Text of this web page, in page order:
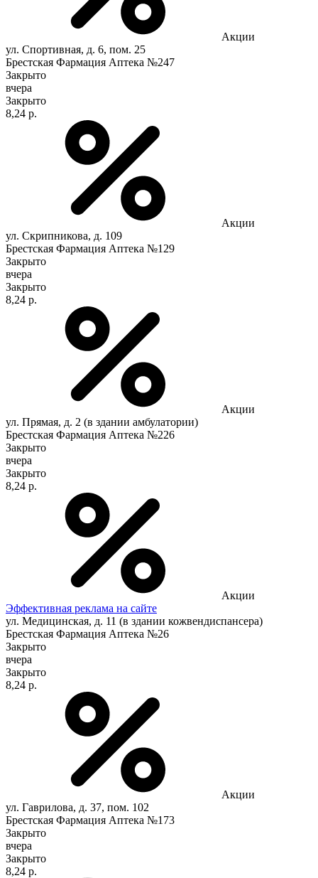
Акции
ул. Спортивная, д. 6, пом. 25
Брестская Фармация Аптека №247
Закрыто
вчера
Закрыто
8,24 р.
Акции
ул. Скрипникова, д. 109
Брестская Фармация Аптека №129
Закрыто
вчера
Закрыто
8,24 р.
Акции
ул. Прямая, д. 2 (в здании амбулатории)
Брестская Фармация Аптека №226
Закрыто
вчера
Закрыто
8,24 р.
Акции
Эффективная реклама на сайте
ул. Медицинская, д. 11 (в здании кожвендиспансера)
Брестская Фармация Аптека №26
Закрыто
вчера
Закрыто
8,24 р.
Акции
ул. Гаврилова, д. 37, пом. 102
Брестская Фармация Аптека №173
Закрыто
вчера
Закрыто
8,24 р.